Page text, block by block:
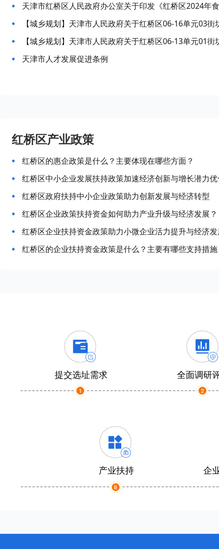
天津市红桥区人民政府办公室关于印发《红桥区2024年
天津市人才发展促进条例
红桥区产业政策
红桥区的惠企政策是什么？主要体现在哪些方面？
红桥区中小企业发展扶持政策加速经济创新与增长潜力
红桥区政府扶持中小企业政策助力创新发展与经济转型
红桥区企业政策扶持资金如何助力产业升级与经济发展？
红桥区企业扶持资金政策助力小微企业活力提升与经济
红桥区的企业扶持资金政策是什么？主要有哪些支持措
提交选址需求 全面调研
产业扶持 企